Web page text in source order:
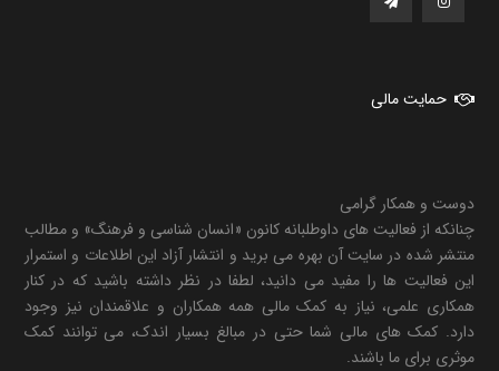
حمایت مالی
دوست و همکار گرامی
چنانکه از فعالیت های داوطلبانه کانون «انسان شناسی و فرهنگ» و مطالب
منتشر شده در سایت آن بهره می برید و انتشار آزاد این اطلاعات و استمرار
این فعالیت ها را مفید می دانید، لطفا در نظر داشته باشید که در کنار
همکاری علمی، نیاز به کمک مالی همه همکاران و علاقمندان نیز وجود
دارد. کمک های مالی شما حتی در مبالغ بسیار اندک، می توانند کمک
موثری برای ما باشند.